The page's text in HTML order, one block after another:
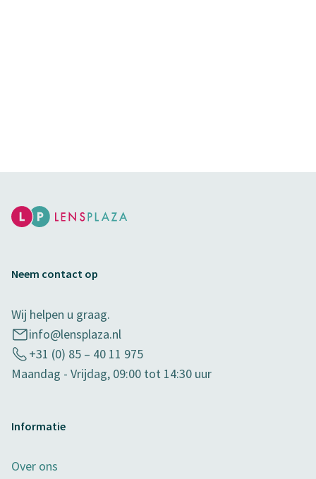
Neem contact op
Wij helpen u graag.
info@lensplaza.nl
+31 (0) 85 – 40 11 975
Maandag - Vrijdag, 09:00 tot 14:30 uur
Informatie
Over ons